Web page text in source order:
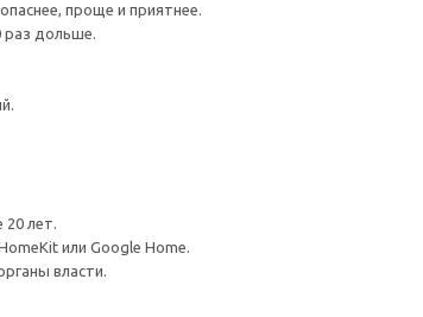
проще и приятнее.
раз дольше.
20 лет.
или Google Home.
власти.